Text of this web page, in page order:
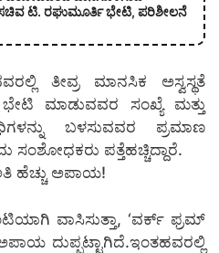
ಟಿ. ರಘುಮೂರ್ತಿ ಭೇಟಿ, ಪರಿಶೀಲನೆ
ತೀವ್ರ ಮಾನಸಿಕ ಅಸ್ವಸ್ಥತೆ
ಭೇಟಿ ಮಾಡುವವರ ಸಂಖ್ಯೆ ಮತ್ತು
ಬಳಸುವವರ ಪ್ರಮಾಣ
ಪತ್ತೆಹಚ್ಚಿದ್ದಾರೆ.
ಹೆಚ್ಚು ಅಪಾಯ!
ವಾಸಿಸುತ್ತಾ, ‘ವರ್ಕ್ ಫ್ರಮ್
ದುಪ್ಪಟ್ಟಾಗಿದೆ.ಇಂತಹವರಲ್ಲಿ